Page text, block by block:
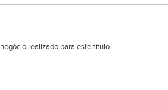
realizado para este título.